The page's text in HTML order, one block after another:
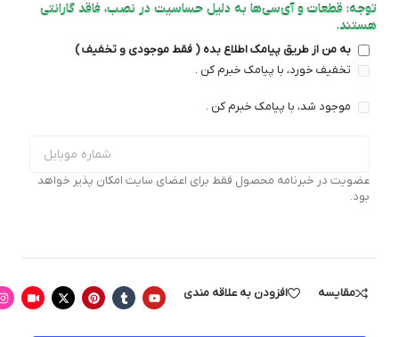
توجه: قطعات و آی‌سی‌ها به دلیل حساسیت در نصب، فاقد گارانتی
هستند.
به من از طریق پیامک اطلاع بده ( فقط موجودی و تخفیف )
تخفیف خورد، با پیامک خبرم کن .
موجود شد، با پیامک خبرم کن .
عضویت در خبرنامه محصول فقط برای اعضای سایت امکان پذیر خواهد
بود.
مقایسه افزودن به علاقه مندی